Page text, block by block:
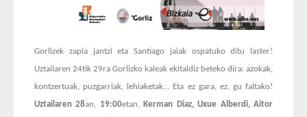
Gorlizek zapia jantzi eta Santiago jaiak ospatuko ditu laster!
Uztailaren 24tik 29ra Gorlizko kaleak ekitaldiz beteko dira: azokak,
kontzertuak, puzgarriak, lehiaketak... Eta ez gara, ez, gu faltako!
Uztailaren 28an, 19:00etan, Kerman Diaz, Uxue Alberdi, Aitor